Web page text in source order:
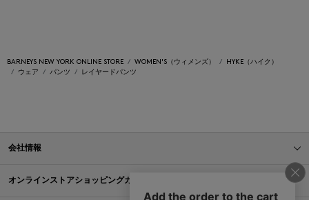
BARNEYS NEW YORK ONLINE STORE WOMEN'S（ウィメンズ）
HYKE（ハイク）
ウェア
パンツ レイヤードパンツ
会社情報
オンラインストアショッピングガイド